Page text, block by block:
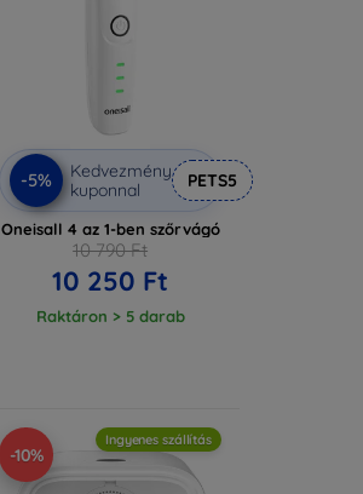
-5%
Kedvezmény
kuponnal
PETS5
Oneisall 4 az 1-ben szőrvágó
10 790 Ft
10 250 Ft
Raktáron > 5 darab
-10%
Ingyenes szállítás